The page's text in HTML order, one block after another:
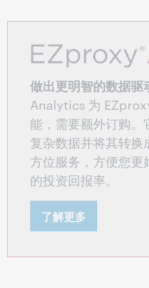
做出更明智的数据驱
Analytics 为
能，需要额外订购。
复杂数据并将其转换
方位服务，方便您更
的投资回报率。
了解更多